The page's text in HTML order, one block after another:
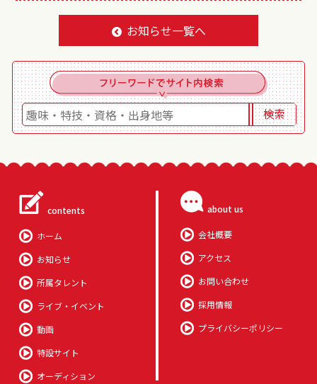
お知らせ一覧へ
contents
ホーム
お知らせ
所属タレント
ライブ・イベント
動画
特設サイト
オーディション
about us
会社概要
アクセス
お問い合わせ
採用情報
プライバシーポリシー